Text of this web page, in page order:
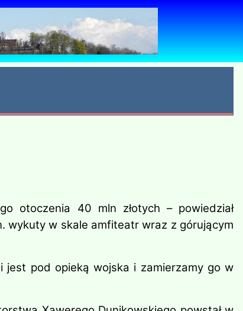
otoczenia 40 mln złotych – powiedział
wykuty w skale amfiteatr wraz z górującym
jest pod opieką wojska i zamierzamy go w